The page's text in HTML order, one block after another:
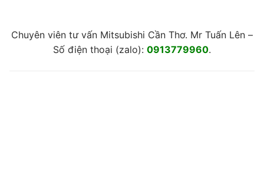
Chuyên viên tư vấn Mitsubishi Cần Thơ. Mr Tuấn Lên –
Số điện thoại (zalo): 0913779960.